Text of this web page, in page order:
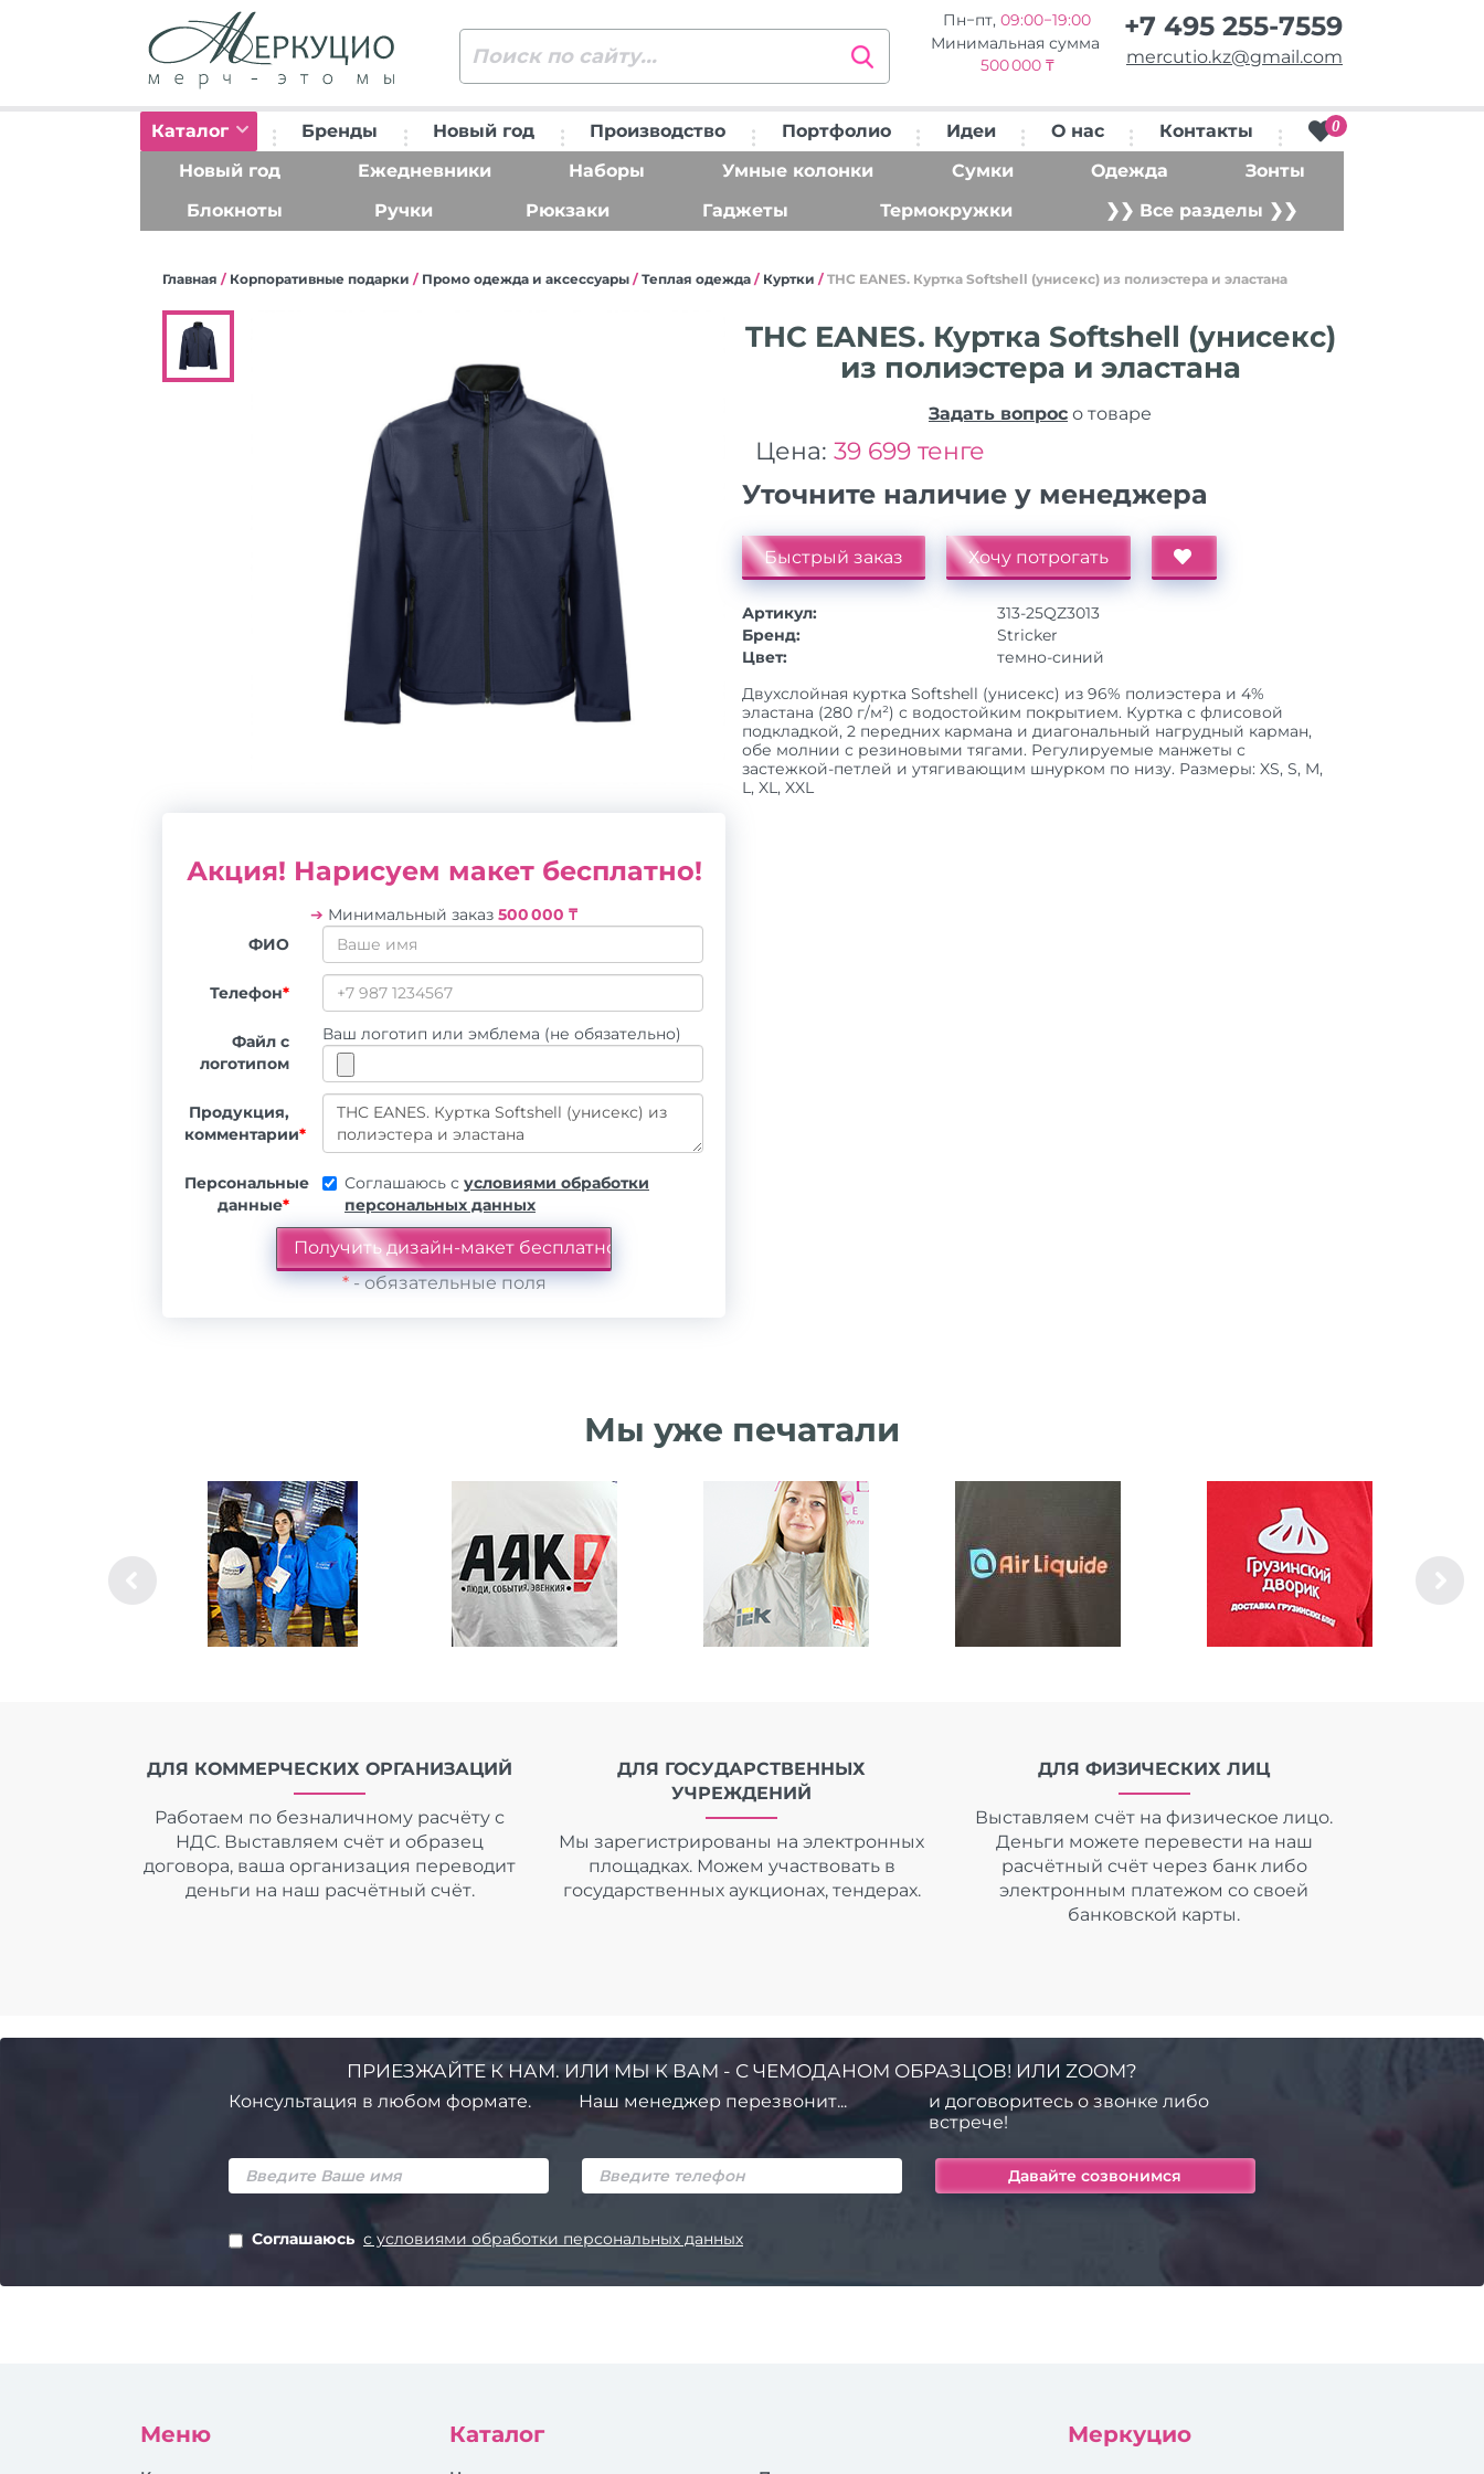
Пн−пт, 09:00−19:00
Минимальная сумма
500 000 ₸
+7 495 255-7559
mercutio.kz@gmail.com
Каталог Бренды Новый год Производство Портфолио Идеи О нас Контакты 0
Новый год Ежедневники Наборы Умные колонки Сумки Одежда
Зонты
Блокноты
Ручки Рюкзаки Гаджеты Термокружки ❯❯ Все разделы ❯❯
Главная / Корпоративные подарки / Промо одежда и аксессуары / Теплая одежда / Куртки / THC EANES. Куртка Softshell (унисекс) из полиэстера и эластана
Акция! Нарисуем макет бесплатно!
➔ Минимальный заказ 500 000 ₸
ФИО
Телефон*
Файл с
логотипом
Ваш логотип или эмблема (не обязательно)
Продукция,
комментарии*
Персональные
данные*
Соглашаюсь с условиями обработки
персональных данных
*- обязательные поля
THC EANES. Куртка Softshell (унисекс)
из полиэстера и эластана
Задать вопрос о товаре
Цена: 39 699 тенге
Уточните наличие у менеджера
Быстрый заказ Хочу потрогать
Артикул:
313-25QZ3013
Бренд:
Stricker
Цвет:
темно-синий
Двухслойная куртка Softshell (унисекс) из 96% полиэстера и 4%
эластана (280 г/м²) с водостойким покрытием. Куртка с флисовой
подкладкой, 2 передних кармана и диагональный нагрудный карман,
обе молнии с резиновыми тягами. Регулируемые манжеты с
застежкой-петлей и утягивающим шнурком по низу. Размеры: XS, S, M,
L, XL, XXL
Мы уже печатали
ДЛЯ КОММЕРЧЕСКИХ ОРГАНИЗАЦИЙ
Работаем по безналичному расчёту с
НДС. Выставляем счёт и образец
договора, ваша организация переводит
деньги на наш расчётный счёт.
ДЛЯ ГОСУДАРСТВЕННЫХ
УЧРЕЖДЕНИЙ
Мы зарегистрированы на электронных
площадках. Можем участвовать в
государственных аукционах, тендерах.
ДЛЯ ФИЗИЧЕСКИХ ЛИЦ
Выставляем счёт на физическое лицо.
Деньги можете перевести на наш
расчётный счёт через банк либо
электронным платежом со своей
банковской карты.
ПРИЕЗЖАЙТЕ К НАМ. ИЛИ МЫ К ВАМ - С ЧЕМОДАНОМ ОБРАЗЦОВ! ИЛИ ZOOM?
Консультация в любом формате. Наш менеджер перезвонит...
и договоритесь о звонке либо
встрече!
Соглашаюсь с условиями обработки персональных данных
Меню Каталог Меркуцио